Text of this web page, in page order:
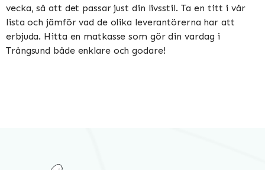
vecka, så att det passar just din livsstil. Ta en titt i vår
lista och jämför vad de olika leverantörerna har att
erbjuda. Hitta en matkasse som gör din vardag i
Trångsund både enklare och godare!